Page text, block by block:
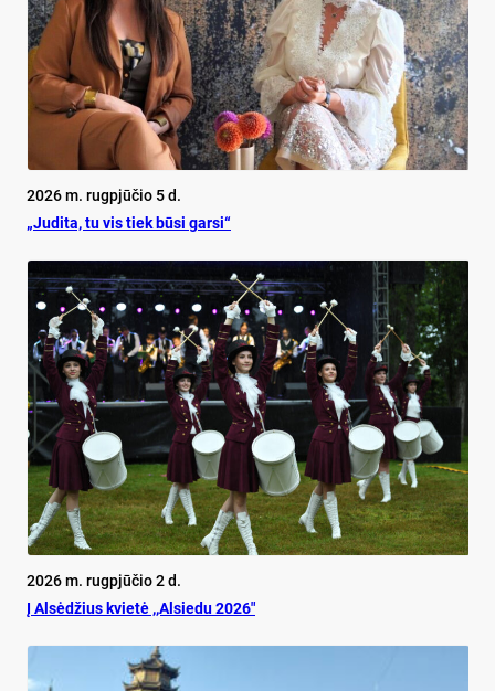
2026 m. rugpjūčio 5 d.
„Judita, tu vis tiek būsi garsi“
2026 m. rugpjūčio 2 d.
Į Alsėdžius kvietė ,,Alsiedu 2026″